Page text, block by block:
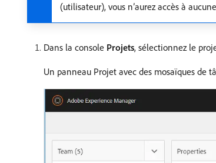
(utilisateur), vous n’aurez accès à
Dans la console Projets, sélectionnez le
Un panneau Projet avec des mosaïques de